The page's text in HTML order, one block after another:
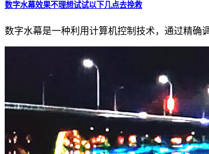
数字水幕效果不理想试试以下几点去挽救
数字水幕是一种利用计算机控制技术，通过精确